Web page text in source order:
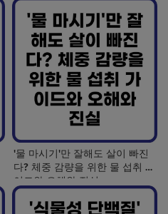
'물 마시기'만 잘해도 살이 빠진
다? 체중 감량을 위한 물 섭취 가
이드와 오해와 진실